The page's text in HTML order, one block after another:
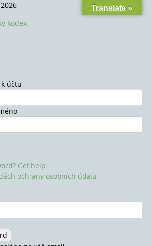
kodex
účtu
Get help
ochrany osobních údajů
Translate »